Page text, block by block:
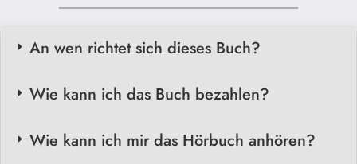
An wen richtet sich dieses Buch?
Wie kann ich das Buch bezahlen?
Wie kann ich mir das Hörbuch anhören?